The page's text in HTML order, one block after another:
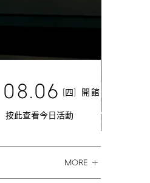
08.06 [四] 開館
按此查看今日活動
MORE